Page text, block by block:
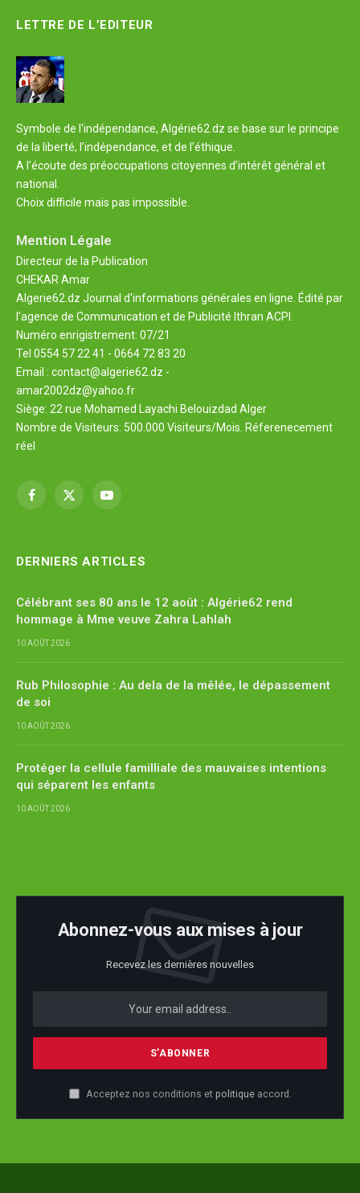
LETTRE DE L’EDITEUR
Symbole de l'indépendance, Algérie62.dz se base sur le principe
de la liberté, l’indépendance, et de l’éthique.
A l’écoute des préoccupations citoyennes d’intérêt général et
national.
Choix difficile mais pas impossible.
Mention Légale
Directeur de la Publication
CHEKAR Amar
Algerie62.dz Journal d'informations générales en ligne. Édité par
l'agence de Communication et de Publicité Ithran ACPI.
Numéro enrigistrement: 07/21
Tel 0554 57 22 41 - 0664 72 83 20
Email : contact@algerie62.dz -
amar2002dz@yahoo.fr
Siège: 22 rue Mohamed Layachi Belouizdad Alger
Nombre de Visiteurs: 500.000 Visiteurs/Mois. Réferenecement
réel
Facebook
X
YouTube
DERNIERS ARTICLES
Célébrant ses 80 ans le 12 août : Algérie62 rend
hommage à Mme veuve Zahra Lahlah
10 AOÛT 2026
Rub Philosophie : Au dela de la mêlée, le dépassement
de soi
10 AOÛT 2026
Protéger la cellule familliale des mauvaises intentions
qui séparent les enfants
10 AOÛT 2026
Abonnez-vous aux mises à jour
Recevez les dernières nouvelles
Acceptez nos conditions et politiqueaccord.